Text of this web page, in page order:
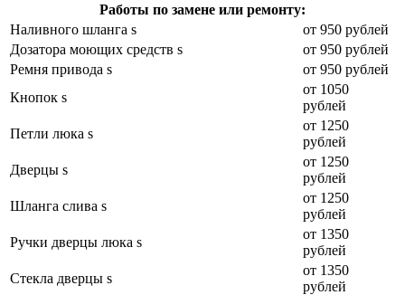
Работы по замене или ремонту:
Наливного шланга s
от 950 рублей
Дозатора моющих средств s
от 950 рублей
Ремня привода s
от 950 рублей
Кнопок s
от 1050
рублей
Петли люка s
от 1250
рублей
Дверцы s
от 1250
рублей
Шланга слива s
от 1250
рублей
Ручки дверцы люка s
от 1350
рублей
Стекла дверцы s
от 1350
рублей